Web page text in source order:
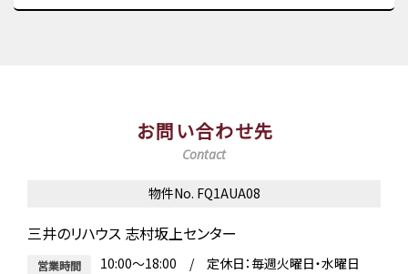
お問い合わせ先
Contact
物件No. FQ1AUA08
三井のリハウス 志村坂上センター
営業時間
10:00～18:00 / 定休日：毎週火曜日・水曜日